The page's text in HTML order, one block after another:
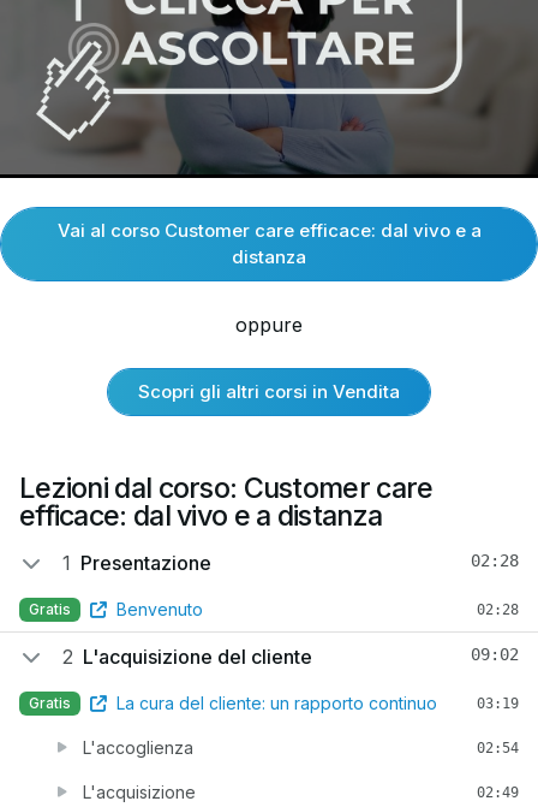
Vai al corso Customer care efficace: dal vivo e a
distanza
oppure
Scopri gli altri corsi in Vendita
Lezioni dal corso: Customer care
efficace: dal vivo e a distanza
1 Presentazione 02:28
Gratis Benvenuto 02:28
2 L'acquisizione del cliente 09:02
Gratis La cura del cliente: un rapporto continuo 03:19
L'accoglienza 02:54
L'acquisizione 02:49